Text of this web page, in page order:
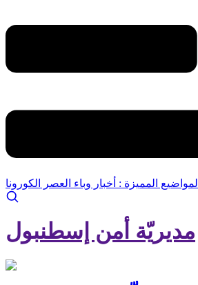
المواضيع المميزة : أخبار وباء العصر الكورونا
مديريّة أمن إسطنبول